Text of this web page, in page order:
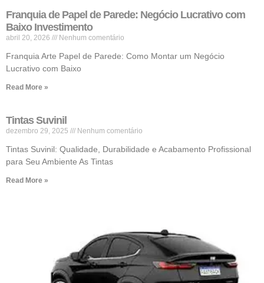
Franquia de Papel de Parede: Negócio Lucrativo com
Baixo Investimento
abril 20, 2026 Nenhum comentário
Franquia Arte Papel de Parede: Como Montar um Negócio
Lucrativo com Baixo
Read More »
Tintas Suvinil
dezembro 29, 2025 Nenhum comentário
Tintas Suvinil: Qualidade, Durabilidade e Acabamento Profissional
para Seu Ambiente As Tintas
Read More »